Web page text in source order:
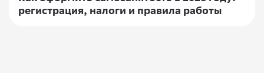
регистрация, налоги и правила работы